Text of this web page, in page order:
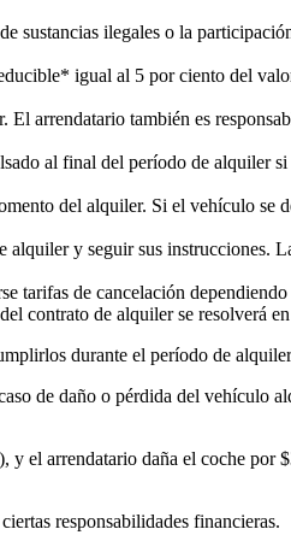
ilegales o la
igual al 5 por ciento del
arrendatario también es
al final del período de alquiler
del alquiler. Si el vehículo se
y seguir sus instrucciones.
tarifas de cancelación
contrato de alquiler se resolverá
durante el período de
de daño o pérdida del vehículo
el arrendatario daña el coche por
responsabilidades financieras.